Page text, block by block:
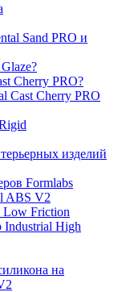
Sand PRO и
Cherry PRO?
Cast Cherry PRO
изделий
Formlabs
ABS V2
Low Friction
High
на